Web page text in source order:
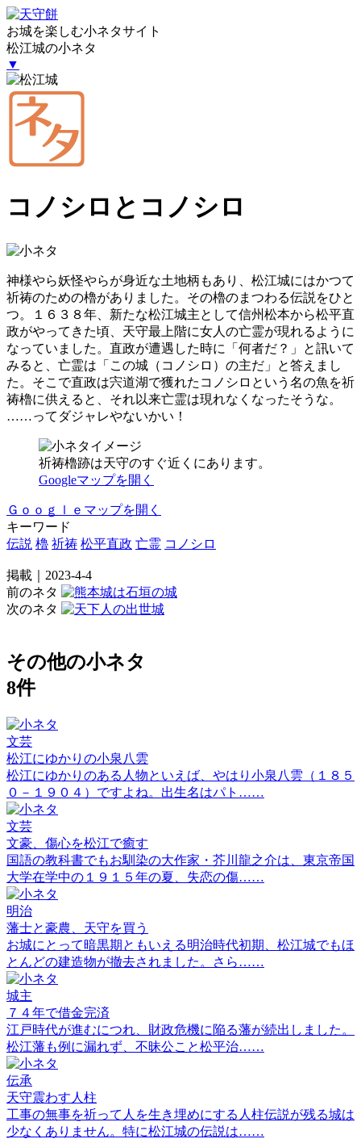
お城を楽しむ小ネタサイト
松江城の小ネタ
▼
コノシロとコノシロ
神様やら妖怪やらが身近な土地柄もあり、松江城にはかつて
祈祷のための櫓がありました。その櫓のまつわる伝説をひと
つ。１６３８年、新たな松江城主として信州松本から松平直
政がやってきた頃、天守最上階に女人の亡霊が現れるように
なっていました。直政が遭遇した時に「何者だ？」と訊いて
みると、亡霊は「この城（コノシロ）の主だ」と答えまし
た。そこで直政は宍道湖で獲れたコノシロという名の魚を祈
祷櫓に供えると、それ以来亡霊は現れなくなったそうな。
……ってダジャレやないかい！
祈祷櫓跡は天守のすぐ近くにあります。
Googleマップを開く
Ｇｏｏｇｌｅマップを開く
キーワード
伝説 櫓 祈祷 松平直政 亡霊 コノシロ
掲載｜2023-4-4
前のネタ
次のネタ
その他の小ネタ
8件
文芸
松江にゆかりの小泉八雲
松江にゆかりのある人物といえば、やはり小泉八雲（１８５
０－１９０４）ですよね。出生名はパト……
文芸
文豪、傷心を松江で癒す
国語の教科書でもお馴染の大作家・芥川龍之介は、東京帝国
大学在学中の１９１５年の夏、失恋の傷……
明治
藩士と豪農、天守を買う
お城にとって暗黒期ともいえる明治時代初期、松江城でもほ
とんどの建造物が撤去されました。さら……
城主
７４年で借金完済
江戸時代が進むにつれ、財政危機に陥る藩が続出しました。
松江藩も例に漏れず、不昧公こと松平治……
伝承
天守震わす人柱
工事の無事を祈って人を生き埋めにする人柱伝説が残る城は
少なくありません。特に松江城の伝説は……